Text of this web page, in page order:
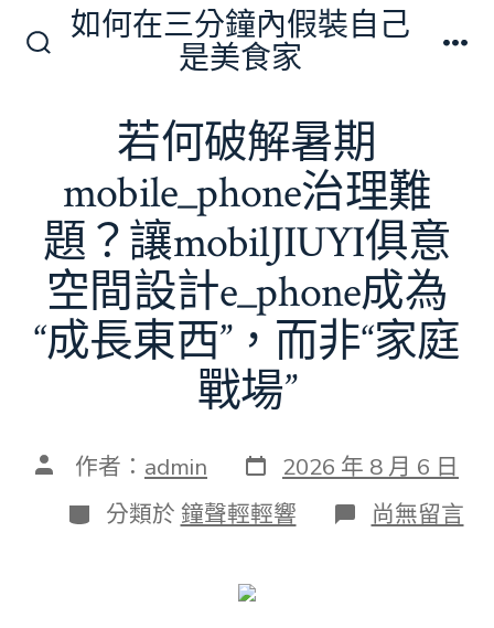
如何在三分鐘內假裝自己
是美食家
若何破解暑期
mobile_phone治理難
題？讓mobilJIUYI俱意
空間設計e_phone成為
“成長東西”，而非“家庭
戰場”
文 作者： admin 發
表
日
期
2026 年 8 月 6 日
分
類
分類於 鐘聲輕輕響 在
〈若
尚無留言